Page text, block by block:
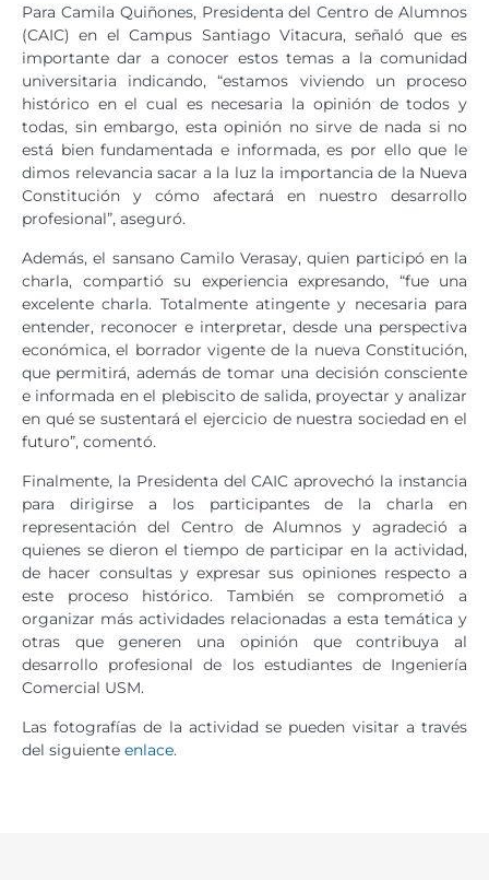
Para Camila Quiñones, Presidenta del Centro de Alumnos
(CAIC) en el Campus Santiago Vitacura, señaló que es
importante dar a conocer estos temas a la comunidad
universitaria indicando, “estamos viviendo un proceso
histórico en el cual es necesaria la opinión de todos y
todas, sin embargo, esta opinión no sirve de nada si no
está bien fundamentada e informada, es por ello que le
dimos relevancia sacar a la luz la importancia de la Nueva
Constitución y cómo afectará en nuestro desarrollo
profesional”, aseguró.
Además, el sansano Camilo Verasay, quien participó en la
charla, compartió su experiencia expresando, “fue una
excelente charla. Totalmente atingente y necesaria para
entender, reconocer e interpretar, desde una perspectiva
económica, el borrador vigente de la nueva Constitución,
que permitirá, además de tomar una decisión consciente
e informada en el plebiscito de salida, proyectar y analizar
en qué se sustentará el ejercicio de nuestra sociedad en el
futuro”, comentó.
Finalmente, la Presidenta del CAIC aprovechó la instancia
para dirigirse a los participantes de la charla en
representación del Centro de Alumnos y agradeció a
quienes se dieron el tiempo de participar en la actividad,
de hacer consultas y expresar sus opiniones respecto a
este proceso histórico. También se comprometió a
organizar más actividades relacionadas a esta temática y
otras que generen una opinión que contribuya al
desarrollo profesional de los estudiantes de Ingeniería
Comercial USM.
Las fotografías de la actividad se pueden visitar a través
del siguiente enlace.